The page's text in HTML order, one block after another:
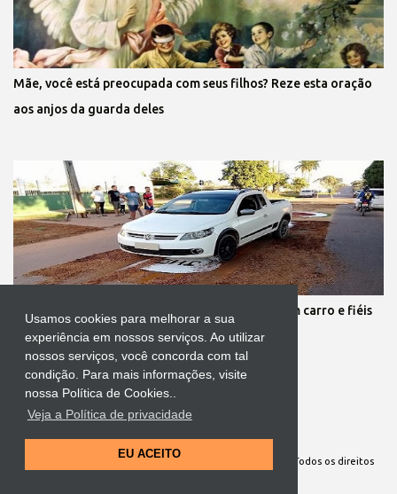
Usamos cookies para melhorar a sua
experiência em nossos serviços. Ao utilizar
nossos serviços, você concorda com tal
condição. Para mais informações, visite
nossa Política de Cookies..
Veja a Política de privacidade
EU ACEITO
Mãe, você está preocupada com seus filhos? Reze esta oração
aos anjos da guarda deles
Protestante destrói tapete de Corpus Christi com carro e fiéis
se revoltam
Tecnologia do Blogger
Site Oficial da Comunidade Nossa Senhora cuida de mim. Todos os direitos